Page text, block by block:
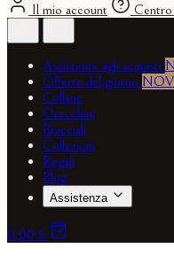
Il mio account Centro
Assistente agli acquisti
Offerte del giorno
Collane
Orecchini
Bracciali
Collezioni
Regali
Blog
Assistenza
0,00 €